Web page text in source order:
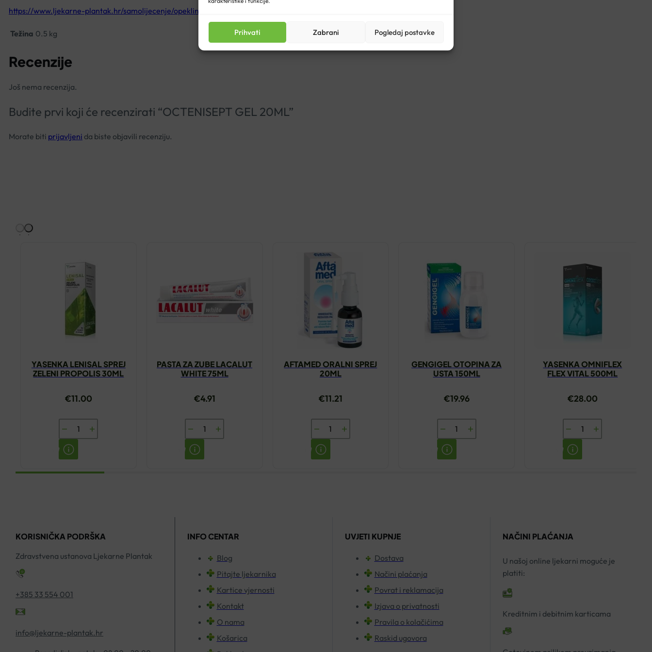
Prihvati Zabrani Pogledaj postavke
https://www.ljekarne-plantak.hr/samolijecenje/opekline-oziljci-i-rane/
Težina 0.5 kg
Recenzije
Još nema recenzija.
Budite prvi koji će recenzirati “OCTENISEPT GEL 20ML”
Morate biti prijavljeni da biste objavili recenziju.
YASENKA LENISAL SPREJ
ZELENI PROPOLIS 30ML
€11.00
YASENKA
LENISAL
SPREJ
ZELENI
PASTA ZA ZUBE LACALUT
WHITE 75ML
€4.91
PASTA
ZA
ZUBE
AFTAMED ORALNI SPREJ
20ML
€11.21
AFTAMED
ORALNI
SPREJ
GENGIGEL OTOPINA ZA
USTA 150ML
€19.96
GENGIGEL
OTOPINA
ZA
YASENKA OMNIFLEX
FLEX VITAL 500ML
€28.00
YASENKA
OMNIFLEX
FLEX
KORISNIČKA PODRŠKA
Zdravstvena ustanova Ljekarne Plantak
+385 33 554 001
info@ljekarne-plantak.hr
INFO CENTAR
Blog
Pitajte ljekarnika
Kartice vjernosti
Kontakt
O nama
Košarica
UVJETI KUPNJE
Dostava
Načini plaćanja
Povrat i reklamacija
Izjava o privatnosti
Pravila o kolačićima
Raskid ugovora
NAČINI PLAĆANJA
U našoj online ljekarni moguće je
platiti:
Kreditnim i debitnim karticama